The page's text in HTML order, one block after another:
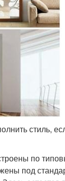
стиль,
по
под